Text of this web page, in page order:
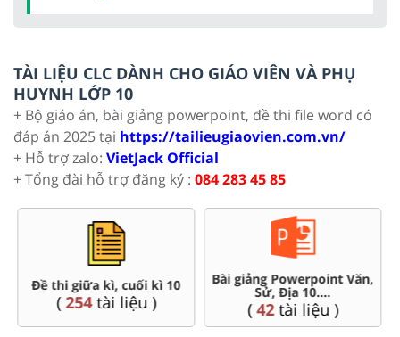
TÀI LIỆU CLC DÀNH CHO GIÁO VIÊN VÀ PHỤ
HUYNH LỚP 10
+ Bộ giáo án, bài giảng powerpoint, đề thi file word có
đáp án 2025 tại https://tailieugiaovien.com.vn/
+ Hỗ trợ zalo: VietJack Official
+ Tổng đài hỗ trợ đăng ký : 084 283 45 85
Đề thi giữa kì, cuối kì 10
(254tài liệu )
Bài giảng Powerpoint Văn,
Sử, Địa 10....
(42tài liệu )